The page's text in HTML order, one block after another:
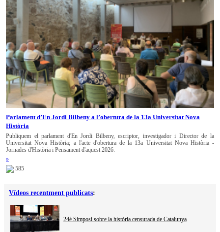
Parlament d’En Jordi Bilbeny a l’obertura de la 13a Universitat Nova
Història
Publiquem el parlament d'En Jordi Bilbeny, escriptor, investigador i Director de la
Universitat Nova Història; a l'acte d'obertura de la 13a Universitat Nova Història -
Jornades d'Història i Pensament d'aquest 2026.
»
585
Vídeos recentment publicats:
24è Simposi sobre la història censurada de Catalunya